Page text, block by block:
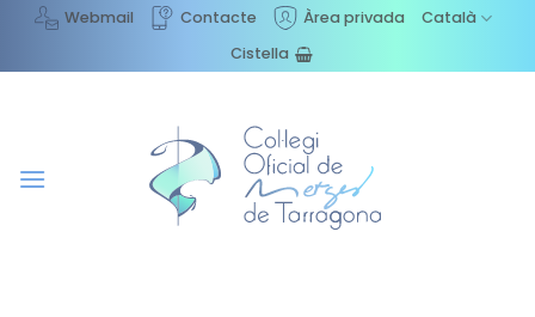
content
Webmail Contacte Àrea privada
Català
Cistella